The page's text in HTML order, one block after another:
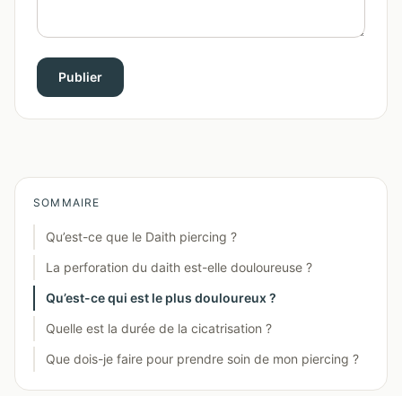
Publier
SOMMAIRE
Qu’est-ce que le Daith piercing ?
La perforation du daith est-elle douloureuse ?
Qu’est-ce qui est le plus douloureux ?
Quelle est la durée de la cicatrisation ?
Que dois-je faire pour prendre soin de mon piercing ?